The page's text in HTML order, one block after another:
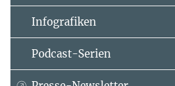
Infografiken
Podcast-Serien